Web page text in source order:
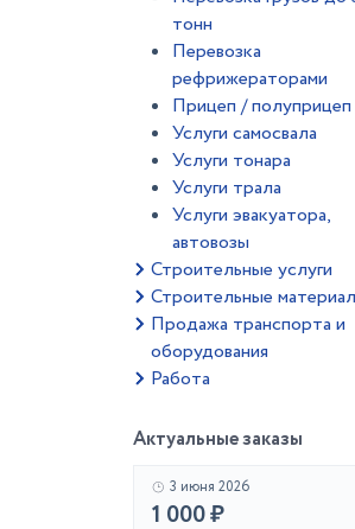
тонн
Перевозка
рефрижераторами
Прицеп / полуприцеп
Услуги самосвала
Услуги тонара
Услуги трала
Услуги эвакуатора,
автовозы
Строительные услуги
Строительные
Продажа транспорта и
оборудования
Работа
Актуальные заказы
3 июня 2026
1 000 ₽